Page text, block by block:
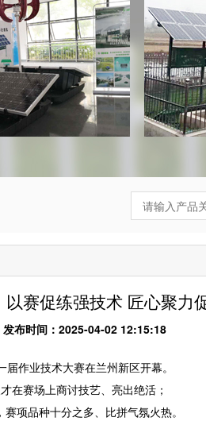
赛促练强技术 匠心聚力
时间：2025-04-02 12:15:18
作业技术大赛在兰州新区开幕。
赛场上商讨技艺、亮出绝活；
项品种十分之多、比拼气氛火热。